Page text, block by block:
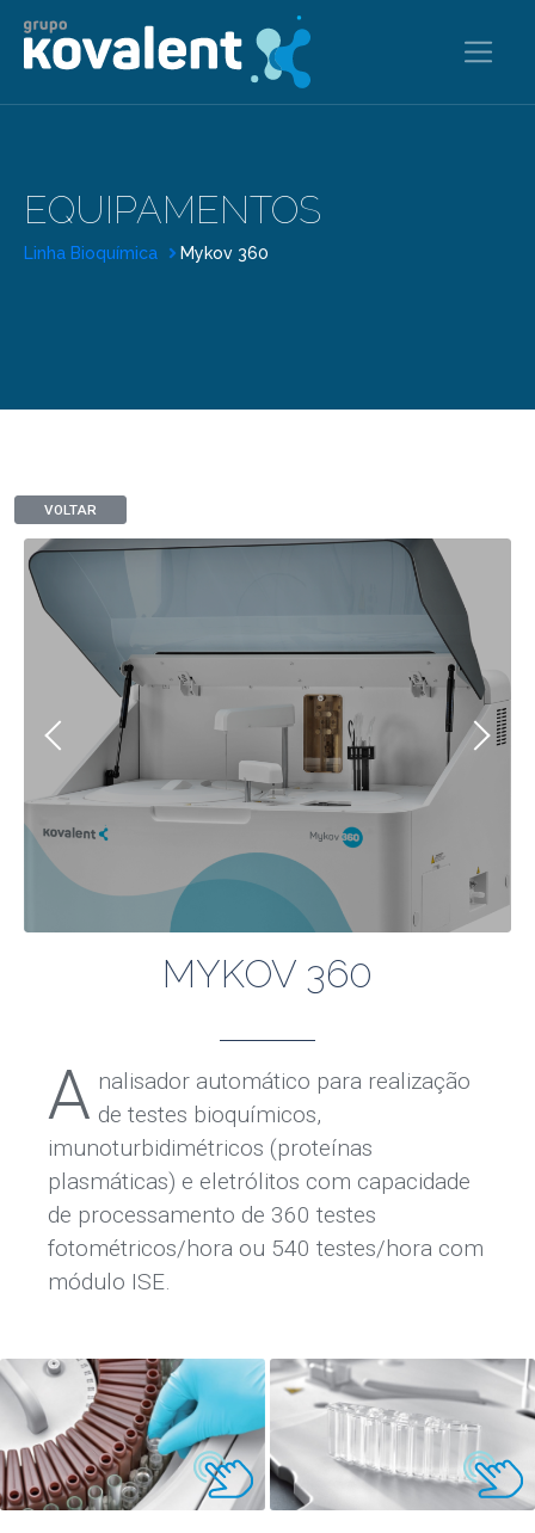
EQUIPAMENTOS
Linha Bioquímica Mykov 360
VOLTAR
MYKOV 360
A nalisador automático para realização
de testes bioquímicos,
imunoturbidimétricos (proteínas
plasmáticas) e eletrólitos com capacidade
de processamento de 360 testes
fotométricos/hora ou 540 testes/hora com
módulo ISE.